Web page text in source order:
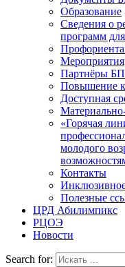
Образование
Сведения о
программ
Мероприятия
Партнёры
Повышение
Доступная
«Горячая
молодого
Контакты
Инклюзивное
Полезные
ЦРД Абилимпикс
РЦОЭ
Новости
Search for: